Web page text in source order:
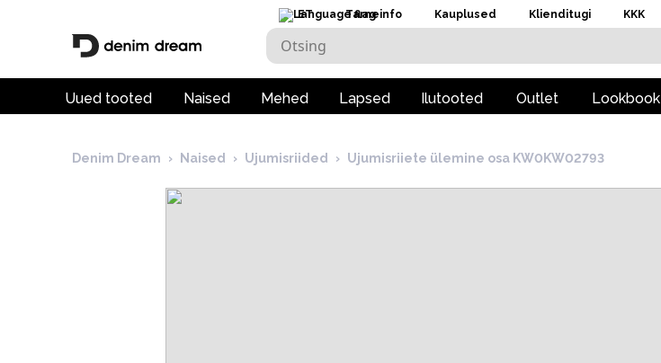
ET Tarneinfo Kauplused Klienditugi KKK
Uued tooted Naised Mehed Lapsed Ilutooted Outlet Lookbook
Denim Dream › Naised › Ujumisriided › Ujumisriiete ülemine osa KW0KW02793